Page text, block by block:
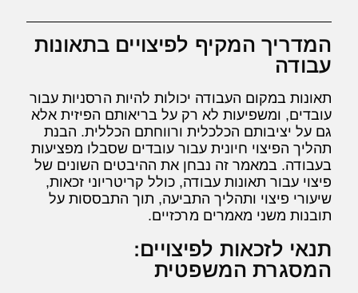
המדריך המקיף לפיצויים בתאונות
עבודה
תאונות במקום העבודה יכולות להיות הרסניות עבור
עובדים, ומשפיעות לא רק על בריאותם הפיזית אלא
גם על יציבותם הכלכלית ורווחתם הכללית. הבנת
תהליך הפיצוי חיונית עבור עובדים שסבלו מפציעות
בעבודה. במאמר זה נבחן את ההיבטים השונים של
פיצוי עבור תאונות עבודה, כולל קריטריוני זכאות,
שיעורי פיצוי ותהליך התביעה, תוך התבססות על
תובנות משני מאמרים מרכזיים.
תנאי לזכאות לפיצויים:
המסגרת המשפטית